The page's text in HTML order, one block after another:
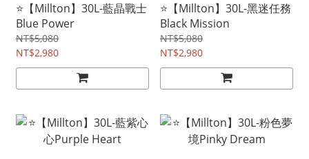
⭐【Millton】30L-藍晶戰士
Blue Power
NT$5,080
NT$2,980
⭐【Millton】30L-黑迷任務
Black Mission
NT$5,080
NT$2,980